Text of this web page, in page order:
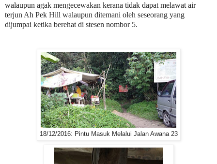
walaupun agak mengecewakan kerana tidak dapat melawat air
terjun Ah Pek Hill walaupun ditemani oleh seseorang yang
dijumpai ketika berehat di stesen nombor 5.
18/12/2016: Pintu Masuk Melalui Jalan Awana 23